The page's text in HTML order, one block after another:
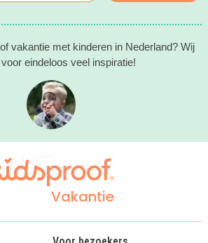
vakantie met kinderen in Nederland? Wij
eindeloos veel inspiratie!
Vakantie